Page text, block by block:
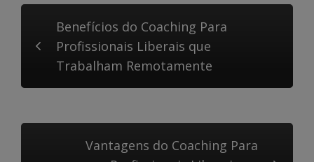
Benefícios do Coaching Para
Profissionais Liberais que
Trabalham Remotamente
Vantagens do Coaching Para